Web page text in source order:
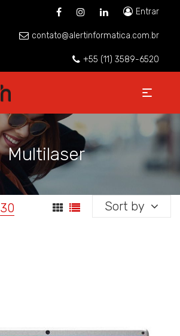
Entrar
contato@alertinformatica.com.br
+55 (11) 3589-6520
Multilaser
30 Sort by